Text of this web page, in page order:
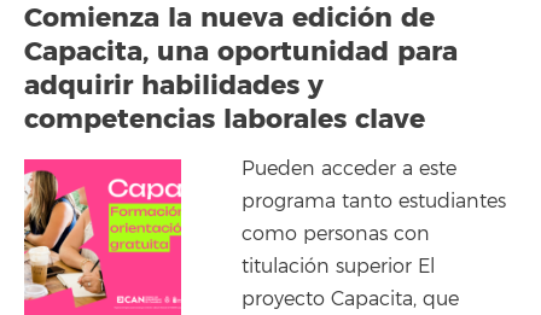
Comienza la nueva edición de
Capacita, una oportunidad para
adquirir habilidades y
competencias laborales clave
Pueden acceder a este
programa tanto estudiantes
como personas con
titulación superior El
proyecto Capacita, que